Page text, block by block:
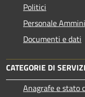
Politici
Personale
Documenti e dati
CATEGORIE DI
Anagrafe e stato